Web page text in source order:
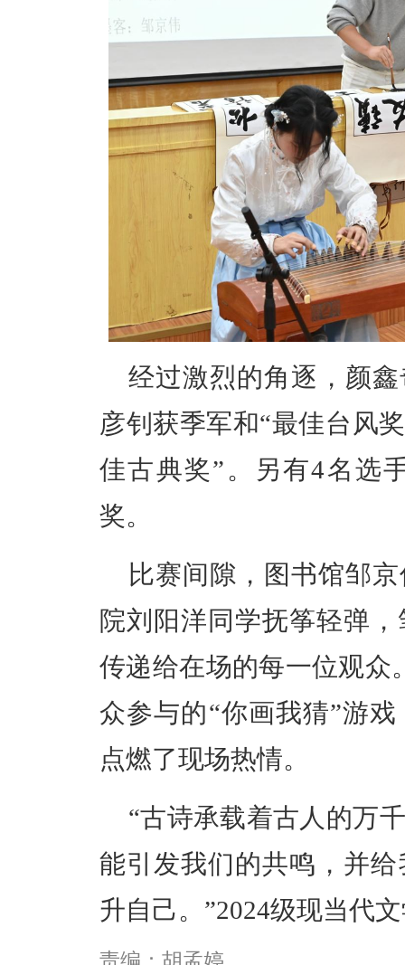
经过激烈的角逐，颜
彦钊获季军和“最佳台风
佳古典奖”。另有4名选
奖。
比赛间隙，图书馆邹
院刘阳洋同学抚筝轻弹
传递给在场的每一位观众
众参与的“你画我猜”游
点燃了现场热情。
“古诗承载着古人 的万
能引发我们的共鸣，并给
升自己。 ”2024级现当代